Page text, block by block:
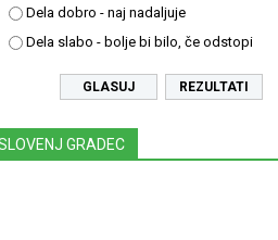
Dela dobro - naj nadaljuje
Dela slabo - bolje bi bilo, če odstopi
REZULTATI
GRADEC